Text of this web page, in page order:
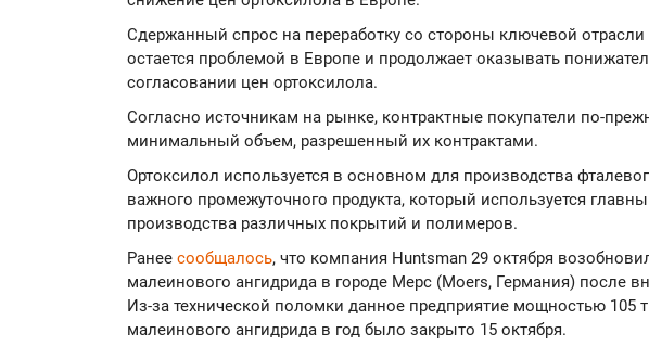
Сдержанный спрос на переработку со стороны ключевой отрасли
остается проблемой в Европе и продолжает оказывать
согласовании цен ортоксилола.
Согласно источникам на рынке, контрактные покупатели по-
минимальный объем, разрешенный их контрактами.
Ортоксилол используется в основном для производства
важного промежуточного продукта, который используется
производства различных покрытий и полимеров.
Ранее сообщалось, что компания Huntsman 29 октября
малеинового ангидрида в городе Мерс (Moers, Германия) после
Из-за технической поломки данное предприятие мощностью 105
малеинового ангидрида в год было закрыто 15 октября.